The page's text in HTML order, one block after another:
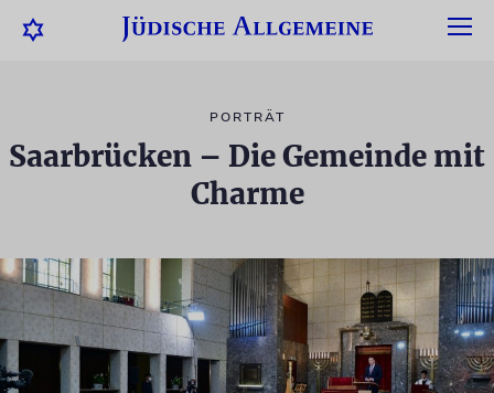
PORTRÄT
Saarbrücken – Die Gemeinde mit
Charme